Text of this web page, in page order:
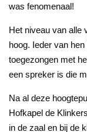
was fenomenaal!
Het niveau van alle
hoog. Ieder van
toegezongen met
een spreker is die
Na al deze
Hofkapel de
in de zaal en bij de